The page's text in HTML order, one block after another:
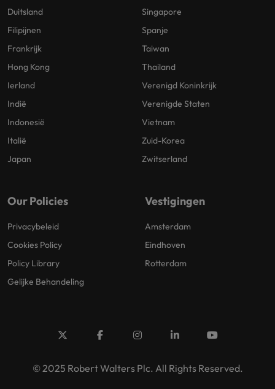
Duitsland
Filipijnen
Frankrijk
Hong Kong
Ierland
Indië
Indonesië
Italië
Japan
Singapore
Spanje
Taiwan
Thailand
Verenigd Koninkrijk
Verenigde Staten
Vietnam
Zuid-Korea
Zwitserland
Our Policies
Privacybeleid
Cookies Policy
Policy Library
Gelijke Behandeling
Vestigingen
Amsterdam
Eindhoven
Rotterdam
© 2025 Robert Walters Plc. All Rights Reserved.